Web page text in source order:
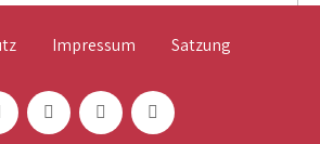
Impressum Satzung